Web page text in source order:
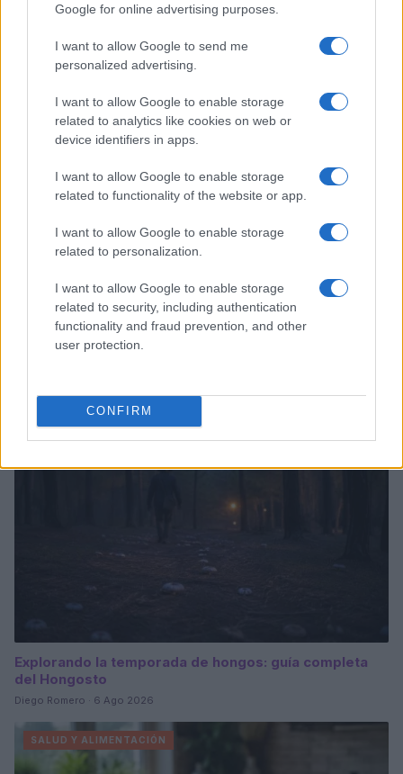
Google for online advertising purposes.
I want to allow Google to send me
personalized advertising.
I want to allow Google to enable storage
related to analytics like cookies on web or
device identifiers in apps.
I want to allow Google to enable storage
related to functionality of the website or app.
I want to allow Google to enable storage
related to personalization.
I want to allow Google to enable storage
related to security, including authentication
functionality and fraud prevention, and other
user protection.
CONFIRM
Sigue leyendo
Explorando las similitudes y diferencias entre la
gastronomía peruana y ecuatoriana
SALUD Y ALIMENTACIÓN
Explorando la temporada de hongos: guía completa
del Hongosto
Diego Romero · 6 Ago 2026
SALUD Y ALIMENTACIÓN